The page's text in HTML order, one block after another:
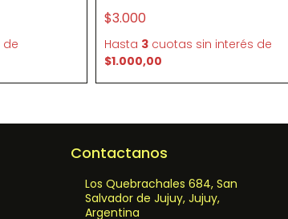
de
$3.000
Hasta 3 cuotas sin interés de
$1.000,00
Contactanos
Los Quebrachales 684, San
Salvador de Jujuy, Jujuy,
Argentina